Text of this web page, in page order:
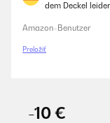
dem Deckel
Amazon-Benutzer
Preložiť
-10 €